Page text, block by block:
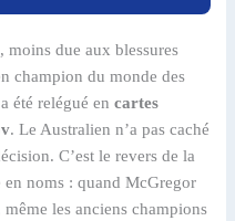
moins due aux blessures
champion du monde des
été relégué encartes
. Le Australien n’a pas caché
C’est le revers de la
en noms : quand McGregor
les anciens champions